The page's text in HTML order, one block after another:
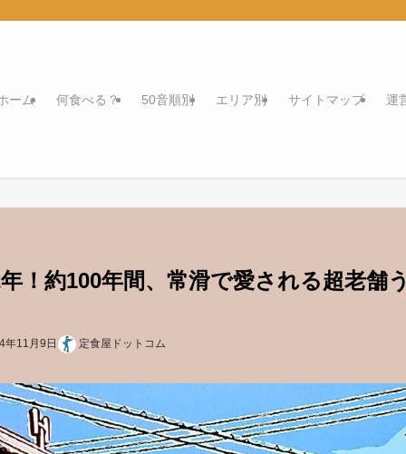
ーム 何食べる？ 50音順別 エリア別 サイトマップ 運
！約100年間、常滑で愛される超老舗う
年11月9日 定食屋ドットコム